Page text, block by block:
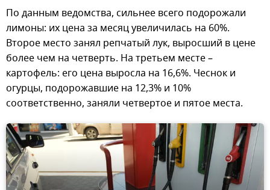
По данным ведомства, сильнее всего подорожали
лимоны: их цена за месяц увеличилась на 60%.
Второе место занял репчатый лук, выросший в цене
более чем на четверть. На третьем месте –
картофель: его цена выросла на 16,6%. Чеснок и
огурцы, подорожавшие на 12,3% и 10%
соответственно, заняли четвертое и пятое места.